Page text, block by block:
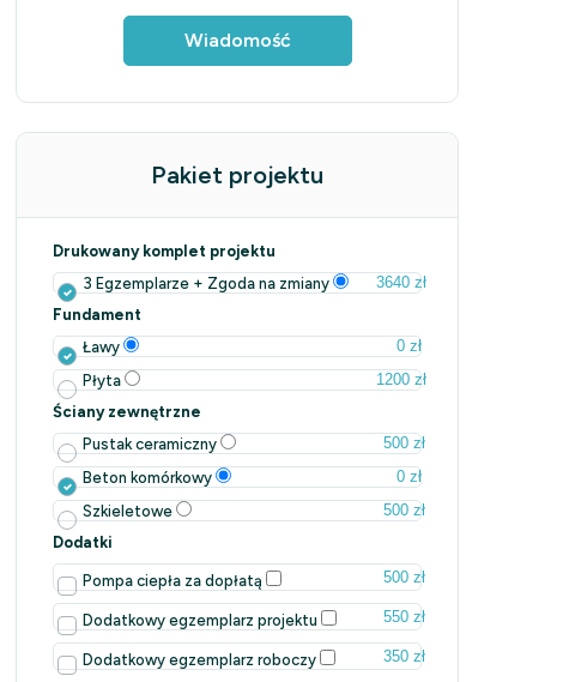
Wiadomość
Pakiet projektu
Drukowany komplet projektu
3 Egzemplarze + Zgoda na zmiany
3640 zł
Fundament
Ławy
0 zł
Płyta
1200 zł
Ściany zewnętrzne
Pustak ceramiczny
500 zł
Beton komórkowy
0 zł
Szkieletowe
500 zł
Dodatki
Pompa ciepła za dopłatą 500 zł
Dodatkowy egzemplarz projektu 550 zł
Dodatkowy egzemplarz roboczy 350 zł